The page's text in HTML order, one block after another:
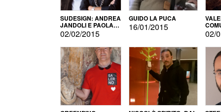
SUDESIGN: ANDREA
JANDOLI E PAOLA
PISAPIA
02/02/2015
GUIDO LA PUCA
16/01/2015
02/